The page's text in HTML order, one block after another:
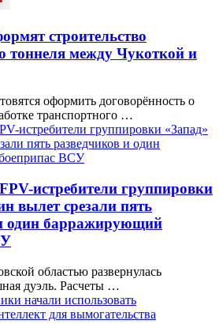
строительство
тоннеля между Чукоткой и
оформить договорённость о
транспортного …
истребители группировки
вылет срезали пять
один барражирующий
областью развернулась
дуэль. Расчеты …